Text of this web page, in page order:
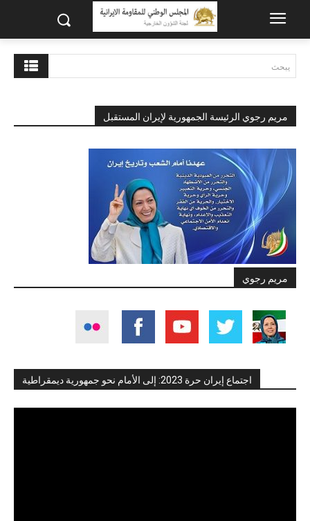
يبحث
مريم رجوي الرئيسة الجمهورية لإيران المستقبل
مريم رجوي
اجتماع إيران حرة 2023: إلى الأمام نحو جمهورية ديمقراطية